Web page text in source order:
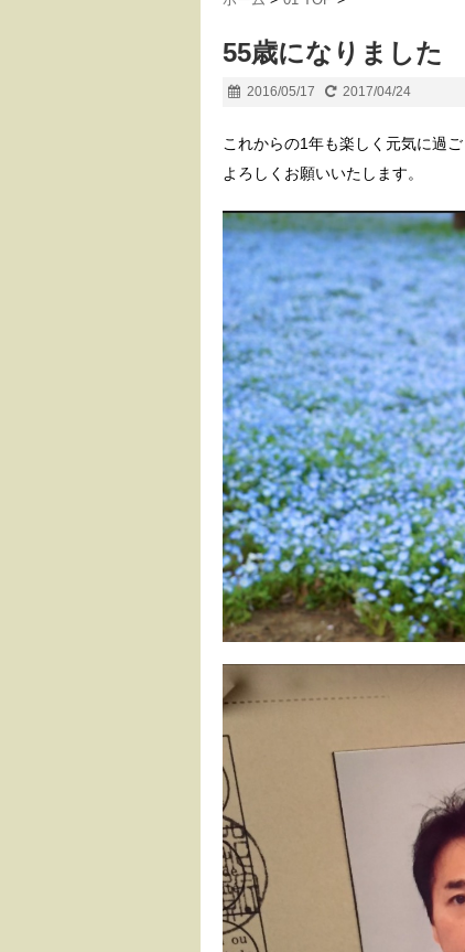
55歳になりました
2016/05/17 2017/04/24
これからの1年も楽しく元気に過ご
よろしくお願いいたします。